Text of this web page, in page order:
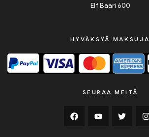
Elf Baari 600
HYVÄKSYÄ MAKSUJA
SEURAA MEITÄ